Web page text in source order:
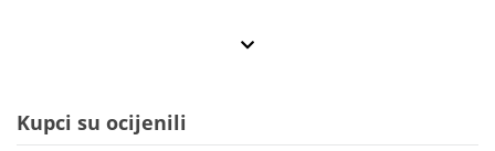
Kupci su ocijenili